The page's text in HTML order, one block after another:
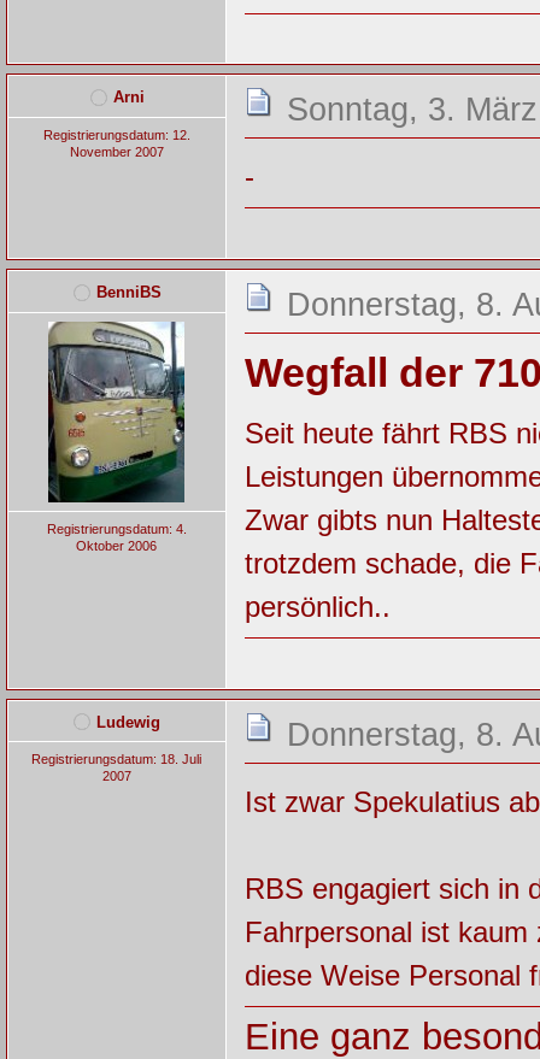
Arni
Registrierungsdatum: 12.
November 2007
Sonntag, 3.
-
BenniBS
Registrierungsdatum: 4.
Oktober 2006
Donnerstag, 8.
Wegfall der
Seit heute fährt RBS
Leistungen
Zwar gibts nun
trotzdem schade, die
persönlich..
Ludewig
Registrierungsdatum: 18. Juli
2007
Donnerstag, 8.
Ist zwar Spekulatius
RBS engagiert sich in
Fahrpersonal ist
diese Weise Personal
Eine ganz